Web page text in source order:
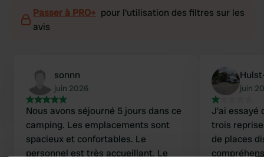
Passer à PRO+ pour l'utilisation des filtres sur les
avis
sonnn
juin 2026
Nous avons séjourné 5 jours dans ce
camping. Les emplacements sont
spacieux et confortables. Le
personnel est très accueillant. Le
juin
J'ai essayé
trois
de places